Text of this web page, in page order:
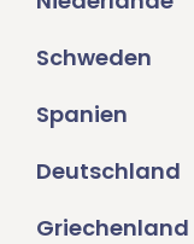
Schweden
Spanien
Deutschland
Griechenland